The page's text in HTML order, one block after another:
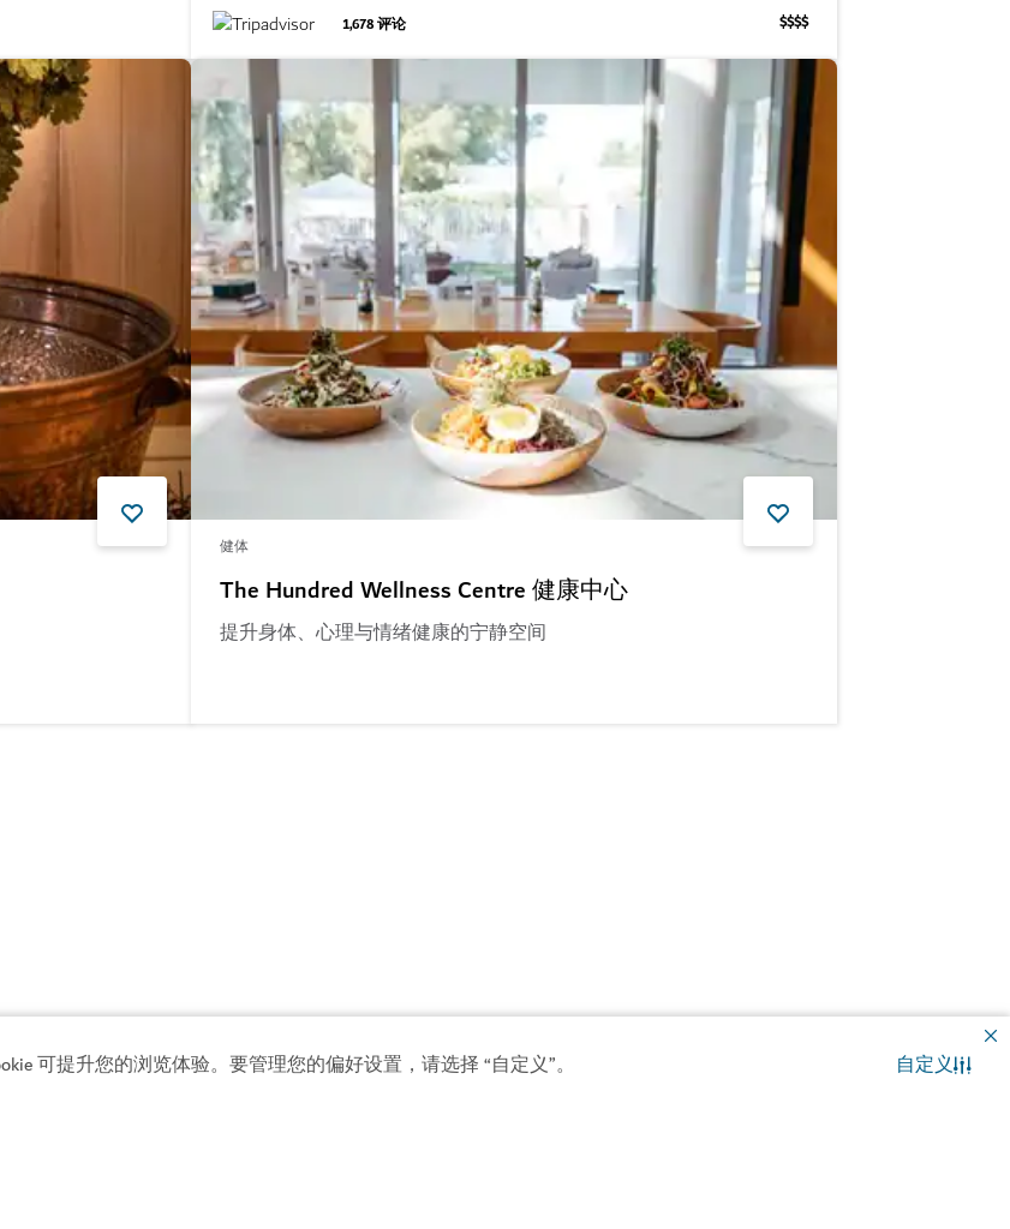
可提升您的浏览体验。要管理您的偏好设置，请选择 “自定义”。 自定义
1,678评论 $$$$
健体
The Hundred Wellness Centre 健康中心
提升身体、心理与情绪健康的宁静空间